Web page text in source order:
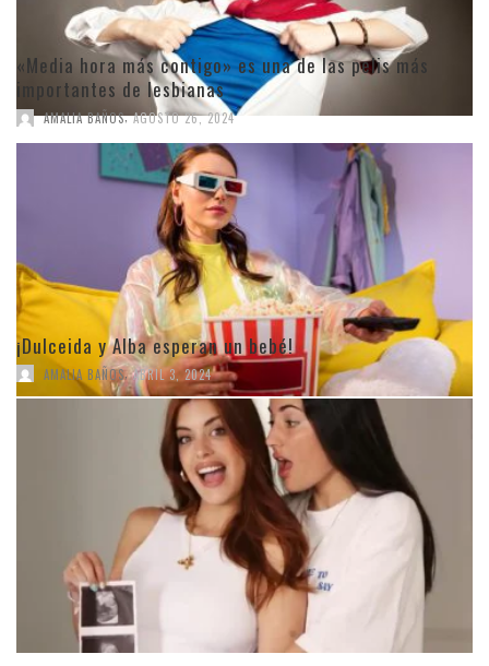
«Media hora más contigo» es una de las pelis más
importantes de lesbianas
AMALIA BAÑOS, AGOSTO 26, 2024
¡Dulceida y Alba esperan un bebé!
AMALIA BAÑOS, ABRIL 3, 2024